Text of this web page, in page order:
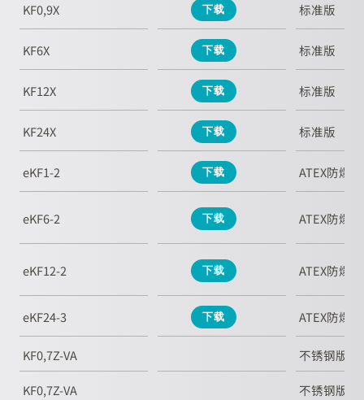
KF0,9X 下载 标准版
KF6X 下载 标准版
KF12X 下载 标准版
KF24X 下载 标准版
eKF1-2 下载 ATEX防爆版
eKF6-2 下载 ATEX防爆版
eKF12-2 下载 ATEX防爆版
eKF24-3 下载 ATEX防爆版
KF0,7Z-VA 不锈钢版
KF0,7Z-VA 不锈钢版